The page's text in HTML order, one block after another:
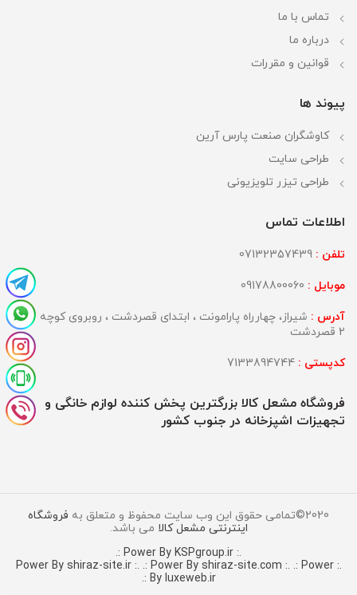
تماس با ما
درباره ما
قوانین و مقررات
پیوند ها
کاوشگران صنعت پارس آرین
طراحی سایت
طراحی تیزر تلویزیونی
اطلاعات تماس
تلفن :
موبایل :
آدرس : شیراز، چهارراه پارامونت ، ابتدای قصردشت ، روبروی کوچه
2 قصردشت
کدپستی :
فروشگاه مشعل کالا بزرگترین پخش کننده لوازم خانگی و
تجهیزات اشپزخانه در جنوب کشور
2020©تمامی حقوق این وب سایت محفوظ و متعلق به
فروشگاه
اینترنتی مشعل کالا می باشد.
.: Power By KSPgroup.ir :.
.: Power By shiraz-site.ir :.
.: Power By shiraz-site.com :. .: Power
By luxeweb.ir :.